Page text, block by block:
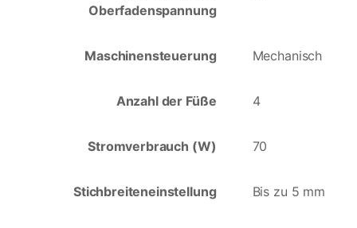
Oberfadenspannung
Maschinensteuerung Mechanisch
Anzahl der Füße 4
Stromverbrauch (W) 70
Stichbreiteneinstellung Bis zu 5 mm